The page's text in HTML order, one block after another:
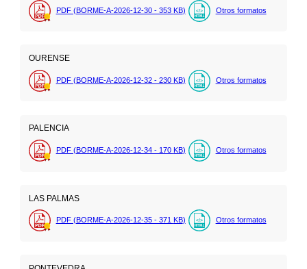
PDF (BORME-A-2026-12-30 - 353 KB) Otros formatos
OURENSE
PDF (BORME-A-2026-12-32 - 230 KB) Otros formatos
PALENCIA
PDF (BORME-A-2026-12-34 - 170 KB) Otros formatos
LAS PALMAS
PDF (BORME-A-2026-12-35 - 371 KB) Otros formatos